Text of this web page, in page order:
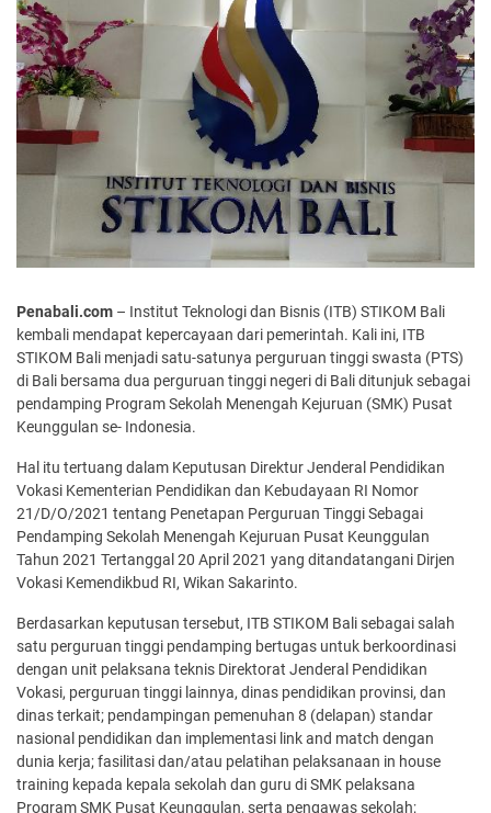
Penabali.com – Institut Teknologi dan Bisnis (ITB) STIKOM Bali
kembali mendapat kepercayaan dari pemerintah. Kali ini, ITB
STIKOM Bali menjadi satu-satunya perguruan tinggi swasta (PTS)
di Bali bersama dua perguruan tinggi negeri di Bali ditunjuk sebagai
pendamping Program Sekolah Menengah Kejuruan (SMK) Pusat
Keunggulan se- Indonesia.
Hal itu tertuang dalam Keputusan Direktur Jenderal Pendidikan
Vokasi Kementerian Pendidikan dan Kebudayaan RI Nomor
21/D/O/2021 tentang Penetapan Perguruan Tinggi Sebagai
Pendamping Sekolah Menengah Kejuruan Pusat Keunggulan
Tahun 2021 Tertanggal 20 April 2021 yang ditandatangani Dirjen
Vokasi Kemendikbud RI, Wikan Sakarinto.
Berdasarkan keputusan tersebut, ITB STIKOM Bali sebagai salah
satu perguruan tinggi pendamping bertugas untuk berkoordinasi
dengan unit pelaksana teknis Direktorat Jenderal Pendidikan
Vokasi, perguruan tinggi lainnya, dinas pendidikan provinsi, dan
dinas terkait; pendampingan pemenuhan 8 (delapan) standar
nasional pendidikan dan implementasi link and match dengan
dunia kerja; fasilitasi dan/atau pelatihan pelaksanaan in house
training kepada kepala sekolah dan guru di SMK pelaksana
Program SMK Pusat Keunggulan, serta pengawas sekolah;